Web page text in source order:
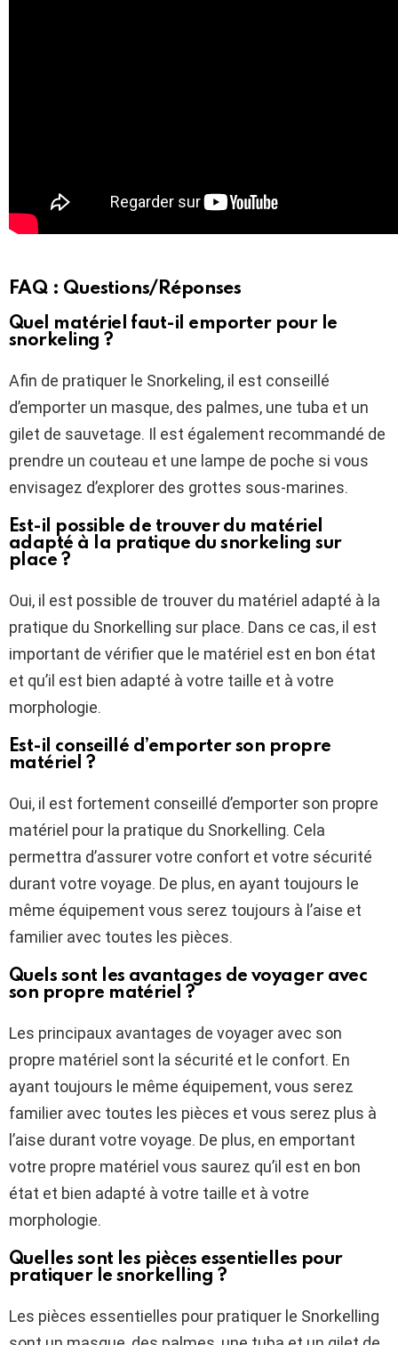
FAQ : Questions/Réponses
Quel matériel faut-il emporter pour le
snorkeling ?
Afin de pratiquer le Snorkeling, il est conseillé
d’emporter un masque, des palmes, une tuba et un
gilet de sauvetage. Il est également recommandé de
prendre un couteau et une lampe de poche si vous
envisagez d’explorer des grottes sous-marines.
Est-il possible de trouver du matériel
adapté à la pratique du snorkeling sur
place ?
Oui, il est possible de trouver du matériel adapté à la
pratique du Snorkelling sur place. Dans ce cas, il est
important de vérifier que le matériel est en bon état
et qu’il est bien adapté à votre taille et à votre
morphologie.
Est-il conseillé d’emporter son propre
matériel ?
Oui, il est fortement conseillé d’emporter son propre
matériel pour la pratique du Snorkelling. Cela
permettra d’assurer votre confort et votre sécurité
durant votre voyage. De plus, en ayant toujours le
même équipement vous serez toujours à l’aise et
familier avec toutes les pièces.
Quels sont les avantages de voyager avec
son propre matériel ?
Les principaux avantages de voyager avec son
propre matériel sont la sécurité et le confort. En
ayant toujours le même équipement, vous serez
familier avec toutes les pièces et vous serez plus à
l’aise durant votre voyage. De plus, en emportant
votre propre matériel vous saurez qu’il est en bon
état et bien adapté à votre taille et à votre
morphologie.
Quelles sont les pièces essentielles pour
pratiquer le snorkelling ?
Les pièces essentielles pour pratiquer le Snorkelling